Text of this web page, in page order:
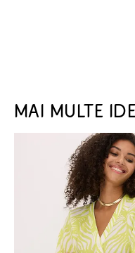
MAI MULTE